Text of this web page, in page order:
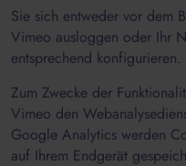
Sie sich entweder vor dem
Vimeo ausloggen oder Ihr
entsprechend konfigurieren.
Zum Zwecke der
Vimeo den
Google Analytics werden
auf Ihrem Endgerät